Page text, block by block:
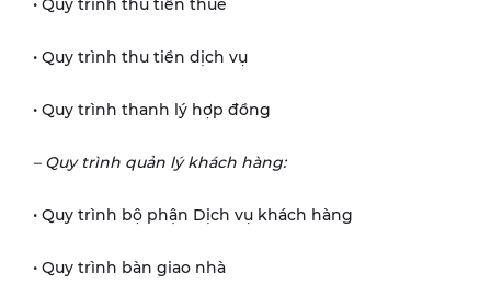
• Quy trình thu tiền thuê
• Quy trình thu tiền dịch vụ
• Quy trình thanh lý hợp đồng
– Quy trình quản lý khách hàng:
• Quy trình bộ phận Dịch vụ khách hàng
• Quy trình bàn giao nhà